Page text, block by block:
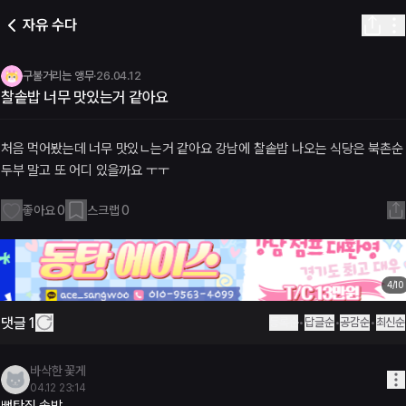
불거리는 앵무
음 먹어봤는데 너무 맛있ㄴ는거 같아요 강남에 찰솥밥 나오는 식당은
글(1)
탄집 솥밥..
련 라운지 링크
일리톡 | 미드나잇테라스
이스톡 | 미드나잇테라스
레이스 | 미드나잇테라스
자유 수다
구불거리는 앵무·26.04.12
찰솥밥 너무 맛있는거 같아요
처음 먹어봤는데 너무 맛있ㄴ는거 같아요 강남에 찰솥밥 나오는 식당은 북촌순
두부 말고 또 어디 있을까요 ㅜㅜ
좋아요0 스크랩0
4/10
댓글1 등록순• 답글순•공감순•최신순
바삭한 꽃게
04.12 23:14